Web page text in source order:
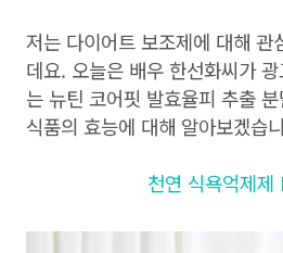
저는 다이어트 보조제에 대해 관
데요. 오늘은 배우 한선화씨가
는 뉴틴 코어핏 발효율피 추출
식품의 효능에 대해 알아보겠습
천연 식욕억제